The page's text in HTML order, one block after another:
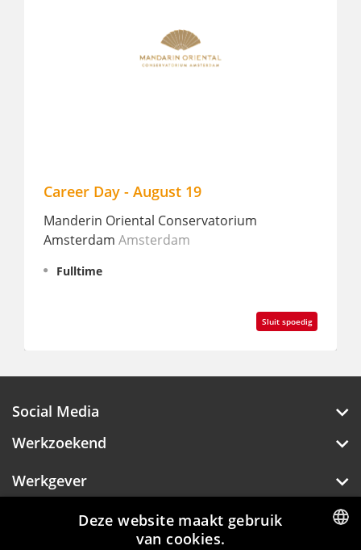
Career Day - August 19
Manderin Oriental Conservatorium
Amsterdam Amsterdam
Fulltime
Sluit spoedig
Social Media
Werkzoekend
Werkgever
Over Hotelprofessionals
Deze website maakt gebruik
van cookies.